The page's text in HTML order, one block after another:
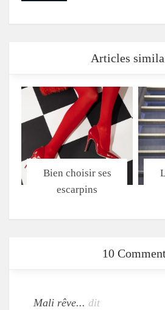
Articles
Bien choisir ses
escarpins
10
Mali rêve... dit